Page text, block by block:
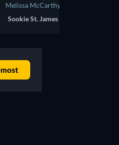
Melissa McCarthy
Sookie St. James